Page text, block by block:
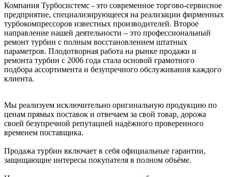
Компания Турбосистемс - это современное торгово-сервисное
предприятие, специализирующееся на реализации фирменных
турбокомпрессоров известных производителей. Второе
направление нашей деятельности – это профессиональный
ремонт турбин с полным восстановлением штатных
параметров. Плодотворная работа на рынке продажи и
ремонта турбин с 2006 года стала основой грамотного
подбора ассортимента и безупречного обслуживания каждого
клиента.
Мы реализуем исключительно оригинальную продукцию по
ценам прямых поставок и отвечаем за свой товар, дорожа
своей безупречной репутацией надёжного проверенного
временем поставщика.
Продажа турбин включает в себя официальные гарантии,
защищающие интересы покупателя в полном объёме.